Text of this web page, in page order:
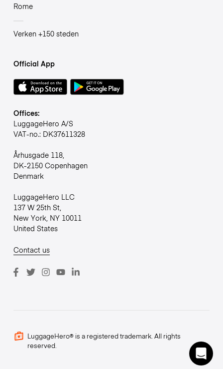
Rome
Verken +150 steden
Official App
Offices:
LuggageHero A/S
VAT-no.: DK37611328
Århusgade 118,
DK-2150 Copenhagen
Denmark
LuggageHero LLC
137 W 25th St,
New York, NY 10011
United States
Contact us
LuggageHero® is a registered trademark. All rights
reserved.